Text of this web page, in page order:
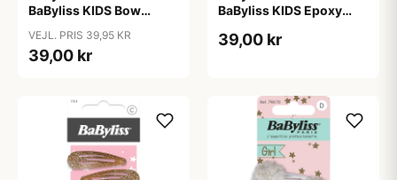
BaByliss KIDS Bow
pieces
VEJL. PRIS 39,95 KR
39,00 kr
BaByliss KIDS Epoxy
pieces
39,00 kr